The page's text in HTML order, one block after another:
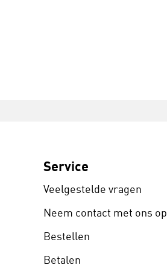
Service
Veelgestelde vragen
Neem contact met ons op
Bestellen
Betalen